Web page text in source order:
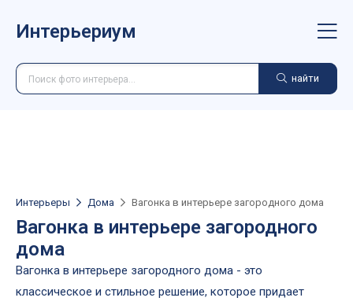
Интерьериум
найти
Интерьеры Дома Вагонка в интерьере загородного дома
Вагонка в интерьере загородного
дома
Вагонка в интерьере загородного дома - это
классическое и стильное решение, которое придает